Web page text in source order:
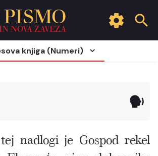
NOVA ZAVEZA
knjiga (Numeri)
nadlogi je Gospod rekel